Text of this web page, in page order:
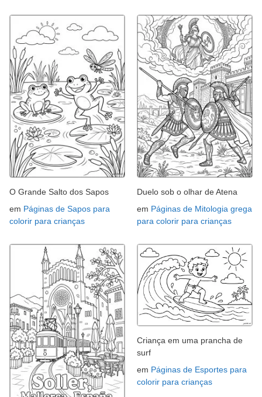
O Grande Salto dos Sapos
em Páginas de Sapos para
colorir para crianças
Duelo sob o olhar de Atena
em Páginas de Mitologia grega
para colorir para crianças
Criança em uma prancha de
surf
em Páginas de Esportes para
colorir para crianças